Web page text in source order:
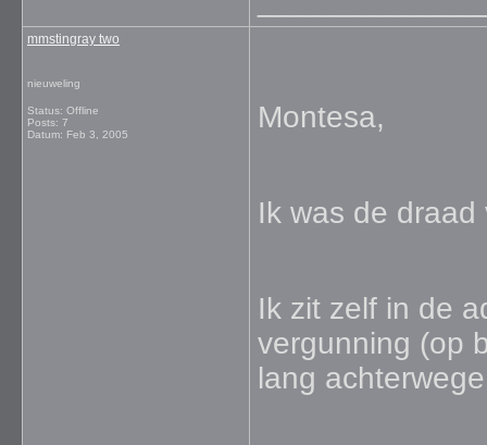
mmstingray two
nieuweling
Status: Offline
Posts: 7
Datum: Feb 3, 2005
Montesa,
Ik was de
Ik zit zelf in de
vergunning (op
lang